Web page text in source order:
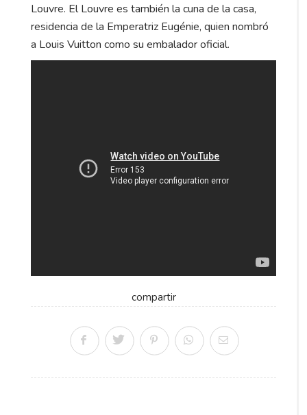
Louvre. El Louvre es también la cuna de la casa,
residencia de la Emperatriz Eugénie, quien nombró
a Louis Vuitton como su embalador oficial.
compartir